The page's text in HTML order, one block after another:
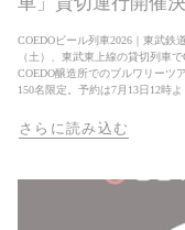
COEDOビール列車2026｜東武鉄
（土）、東武東上線の貸切列車
COEDO醸造所でのブルワリーツ
150名限定。予約は7月13日12時
ビールをドラフトでお楽しみい
は、東武東上線池袋駅から森林
トでお楽しみいただけます。 ま
し、ビール好きの方にとどまら
らに、本ツアーにご参加いただ
さらに読み込む